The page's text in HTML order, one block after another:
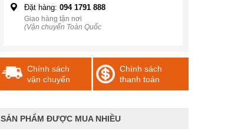
Đặt hàng: 094 1791 888
Giao hàng tận nơi
(Vận chuyển Toàn Quốc
Chính sách
vận chuyển
Chính sách
thanh toán
SẢN PHẨM ĐƯỢC MUA NHIỀU